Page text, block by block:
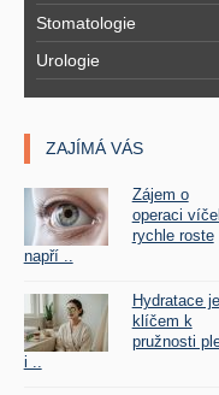
Stomatologie
Urologie
ZAJÍMÁ VÁS
Zájem o
operaci
rychle roste
napří ..
Hydratace je
klíčem k
pružnosti
i ..